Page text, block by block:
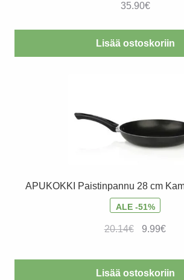
35.90€
Lisää ostoskoriin
APUKOKKI Paistinpannu 28 cm
ALE -51%
20.14€
oli:
20.14€.
9.99€
on:
Lisää ostoskoriin